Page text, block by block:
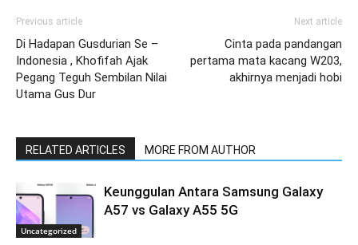
Previous article
Di Hadapan Gusdurian Se –
Indonesia , Khofifah Ajak
Pegang Teguh Sembilan Nilai
Utama Gus Dur
Next article
Cinta pada pandangan
pertama mata kacang W203,
akhirnya menjadi hobi
RELATED ARTICLES MORE FROM AUTHOR
Uncategorized
Keunggulan Antara Samsung Galaxy
A57 vs Galaxy A55 5G